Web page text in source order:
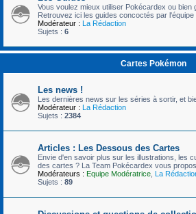
Vous voulez mieux utiliser Pokécardex ou bien
Retrouvez ici les guides concoctés par l'équipe
Modérateur : La Rédaction
Sujets : 6
Cartes Pokémon
Les news !
Les dernières news sur les séries à sortir, et
Modérateur : La Rédaction
Sujets : 2384
Articles : Les Dessous des Cartes
Envie d'en savoir plus sur les illustrations, les
des cartes ? La Team Pokécardex vous
Modérateurs : Equipe Modératrice La
Sujets : 89